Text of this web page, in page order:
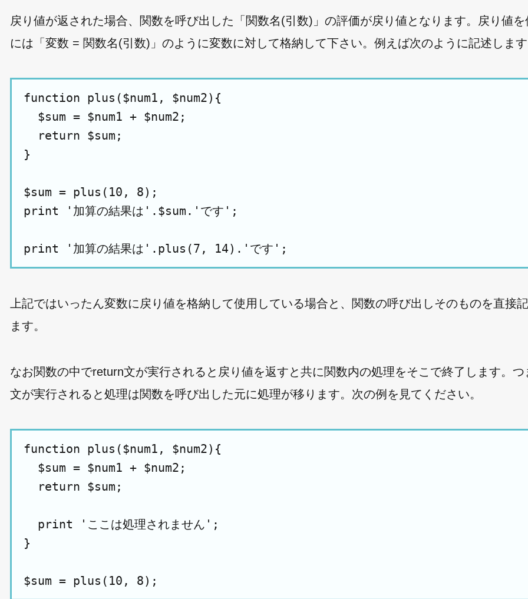
戻り値が返された場合、関数を呼び出した「関数名(引数)」の評価が戻り値となります。戻り値を
には「変数 = 関数名(引数)」のように変数に対して格納して下さい。例えば次のように記述します
function plus($num1, $num2){
  $sum = $num1 + $num2;
  return $sum;
}
$sum = plus(10, 8);
print '加算の結果は'.$sum.'です';
上記ではいったん変数に戻り値を格納して使用している場合と、関数の呼び出しそのものを直接
ます。
なお関数の中でreturn文が実行されると戻り値を返すと共に関数内の処理をそこで終了します。つ
文が実行されると処理は関数を呼び出した元に処理が移ります。次の例を見てください。
function plus($num1, $num2){
  $sum = $num1 + $num2;
  return $sum;
  print 'ここは処理されません';
}